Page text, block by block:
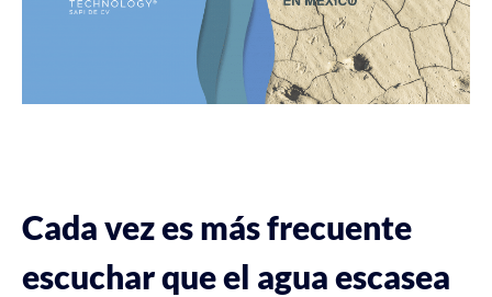
Cada vez es más frecuente
escuchar que el agua escasea